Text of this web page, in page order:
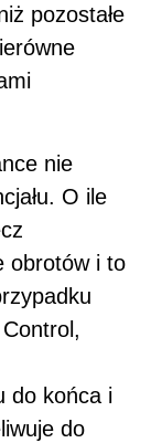
pozostałe
nie
O ile
obrotów i to
do końca i
do